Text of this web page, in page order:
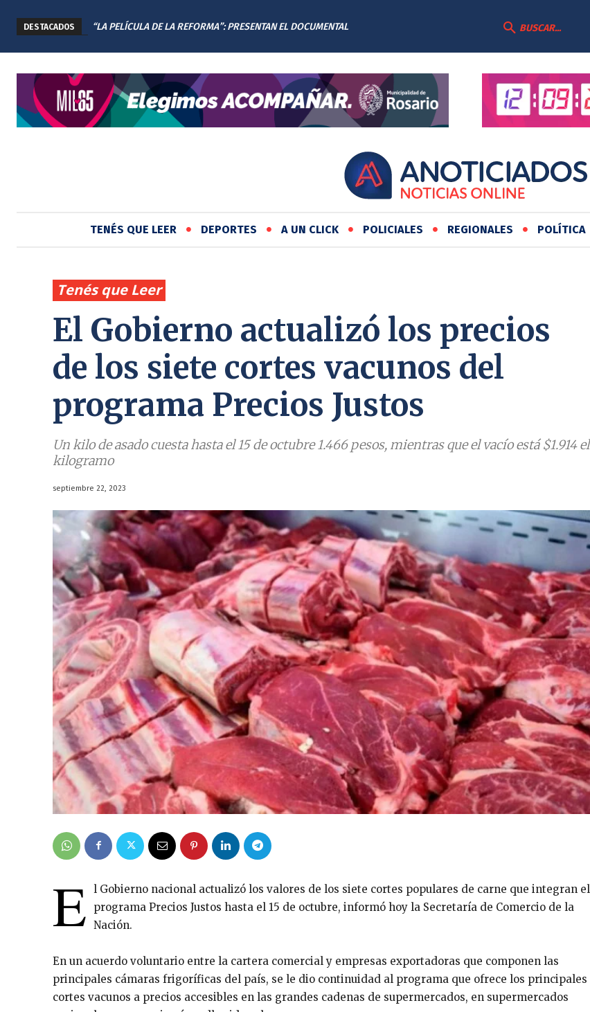
DESTACADOS
“LA PELÍCULA DE LA REFORMA”: PRESENTAN EL DOCUMENTAL
BUSCAR...
TENÉS QUE LEER DEPORTES A UN CLICK POLICIALES REGIONALES POLÍTICA
Tenés que Leer
El Gobierno actualizó los precios
de los siete cortes vacunos del
programa Precios Justos
Un kilo de asado cuesta hasta el 15 de octubre 1.466 pesos, mientras que el vacío está $1.914 el
kilogramo
septiembre 22, 2023
E l Gobierno nacional actualizó los valores de los siete cortes populares de carne que integran el
programa Precios Justos hasta el 15 de octubre, informó hoy la Secretaría de Comercio de la
Nación.
En un acuerdo voluntario entre la cartera comercial y empresas exportadoras que componen las
principales cámaras frigoríficas del país, se le dio continuidad al programa que ofrece los principales
cortes vacunos a precios accesibles en las grandes cadenas de supermercados, en supermercados